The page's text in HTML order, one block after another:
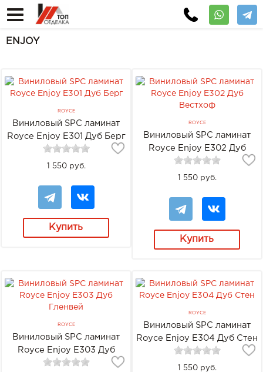
ENJOY
ROYCE
Виниловый SPC ламинат
Royce Enjoy Е301 Дуб Берг
1 550 руб.
Купить
ROYCE
Виниловый SPC ламинат
Royce Enjoy Е302 Дуб
Вестхоф
1 550 руб.
Купить
ROYCE
Виниловый SPC ламинат
Royce Enjoy Е303 Дуб
Гленвей
ROYCE
Виниловый SPC ламинат
Royce Enjoy Е304 Дуб Стен
1 550 руб.